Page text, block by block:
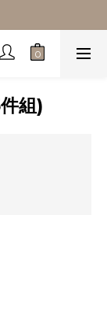
組)